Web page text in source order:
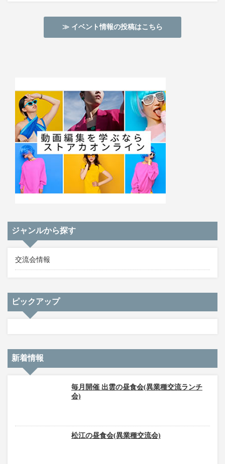
≫ イベント情報の投稿はこちら
ジャンルから探す
交流会情報
ピックアップ
新着情報
毎月開催 出雲の昼食会(異業種交流ランチ
会)
松江の昼食会(異業種交流会)